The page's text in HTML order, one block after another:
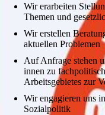
Wir erarbeiten
Themen und
Wir erstellen
aktuellen Problemen
Auf Anfrage stehen
innen zu
Arbeitsgebietes zur
Wir engagieren uns
Sozialpolitik